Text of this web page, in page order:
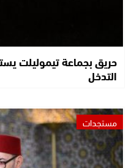
حريق بجماعة تيموليلت
التدخل
مستجدات